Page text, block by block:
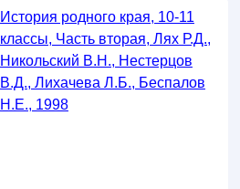
История родного края, 10-11
классы, Часть вторая, Лях Р.Д.,
Никольский В.Н., Нестерцов
В.Д., Лихачева Л.Б., Беспалов
Н.Е., 1998